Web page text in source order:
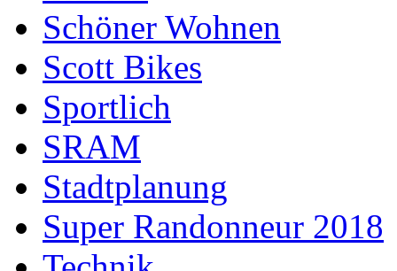
Schöner Wohnen
Scott Bikes
Sportlich
SRAM
Stadtplanung
Super Randonneur 2018